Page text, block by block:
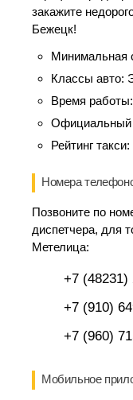
закажите
Бежецк!
Минимальная
Классы авто:
Время работы:
Официальный
Рейтинг такси:
Номера
Позвоните по
диспетчера, для
Метелица:
+7 (48231)
+7 (910)
+7 (960)
Мобильное